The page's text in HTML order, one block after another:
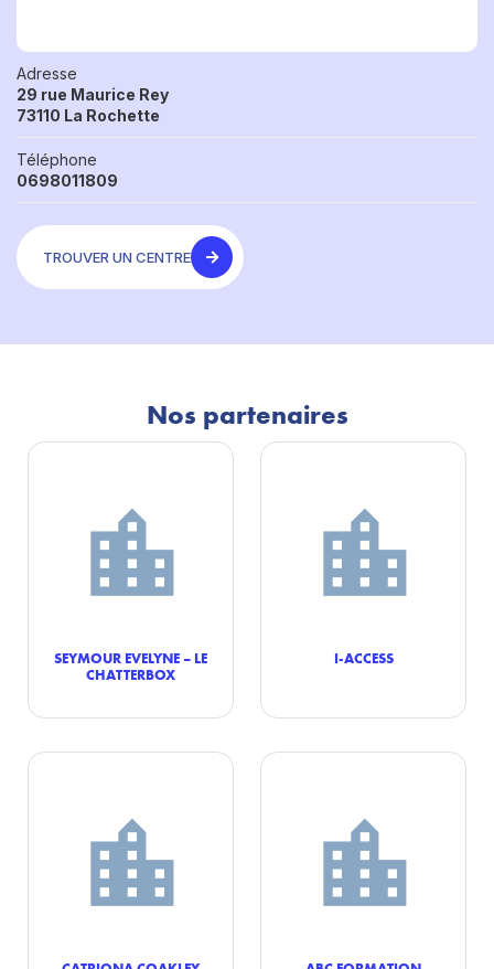
Adresse
29 rue Maurice Rey
73110 La Rochette
Téléphone
0698011809
TROUVER UN CENTRE
Nos partenaires
SEYMOUR EVELYNE – LE
CHATTERBOX
I-ACCESS